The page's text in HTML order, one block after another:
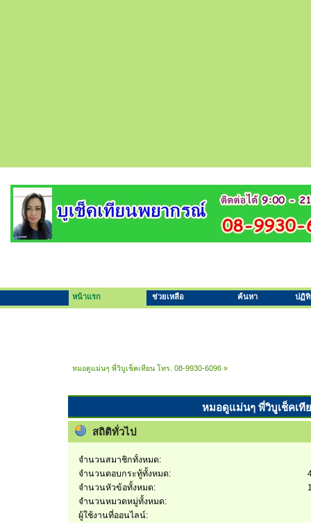
หน้าแรก ช่วยเหลือ ค้นหา ปฏิ
หมอดูแม่นๆ พี่วิบูเช็คเทียน โทร. 08-9930-6096 »
หมอดูแม่นๆ พี่วิบูเช็คเที
สถิติทั่วไป
จำนวนสมาชิกทั้งหมด:
จำนวนตอบกระทู้ทั้งหมด:
จำนวนหัวข้อทั้งหมด:
จำนวนหมวดหมู่ทั้งหมด:
ผู้ใช้งานที่ออนไลน์: